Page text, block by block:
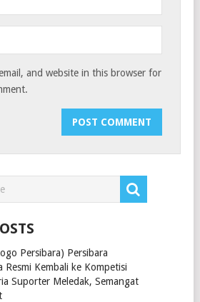
and website in this browser for
Persibara) Persibara
Resmi Kembali ke Kompetisi
Suporter Meledak, Semangat